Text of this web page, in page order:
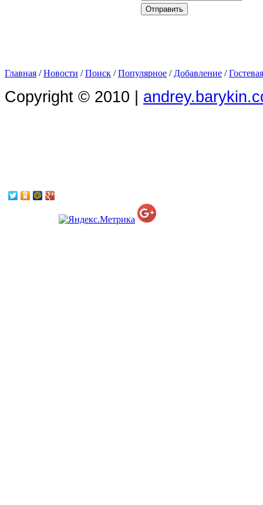
Главная /Новости /Поиск /Популярное / Добавление /Гостевая
Copyright © 2010 |